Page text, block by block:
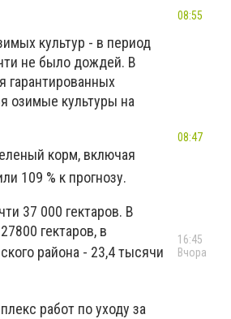
культур - в период
не было дождей. В
гарантированных
озимые культуры на
корм, включая
109 % к прогнозу.
37 000 гектаров. В
гектаров, в
района - 23,4 тысячи
работ по уходу за
08:55
08:47
16:45
Вчора